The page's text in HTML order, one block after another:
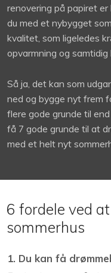
renovering på papiret
du med et nybygget
kvalitet, som ligeledes
opvarmning og
Så ja, det kan som
ned og bygge nyt frem
flere gode grunde til
få 7 gode grunde til at
med et helt nyt
6 fordele ved
sommerhus
1. Du kan få